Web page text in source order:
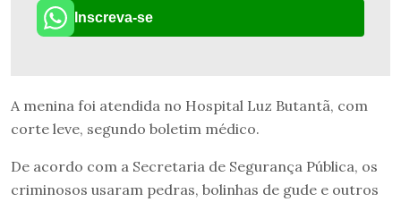
Inscreva-se
A menina foi atendida no Hospital Luz Butantã, com
corte leve, segundo boletim médico.
De acordo com a Secretaria de Segurança Pública, os
criminosos usaram pedras, bolinhas de gude e outros